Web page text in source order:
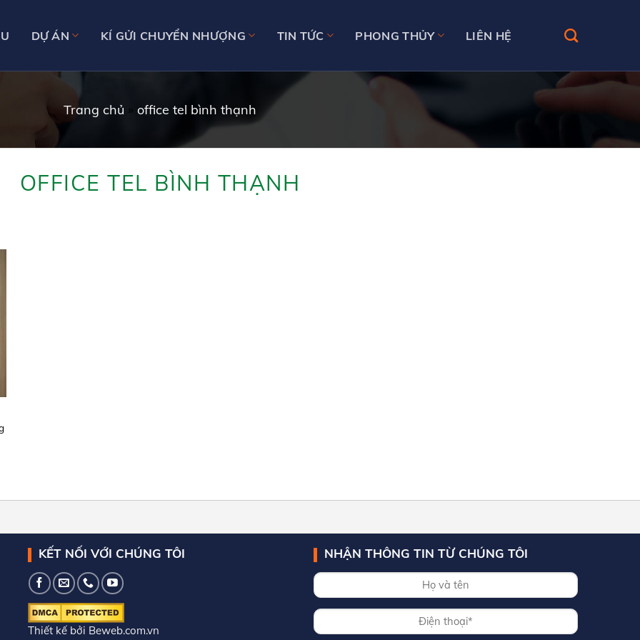
DỰ ÁN KÍ GỬI CHUYỂN NHƯỢNG TIN TỨC PHONG THỦY LIÊN HỆ
Trang chủ » office tel bình thạnh
OFFICE TEL BÌNH THẠNH
KẾT NỐI VỚI CHÚNG TÔI
Thiết kế bởi Beweb.com.vn
NHẬN THÔNG TIN TỪ CHÚNG TÔI